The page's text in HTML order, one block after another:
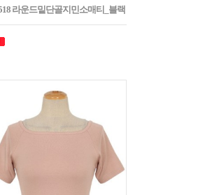
라운드밑단골지민소매티_블랙